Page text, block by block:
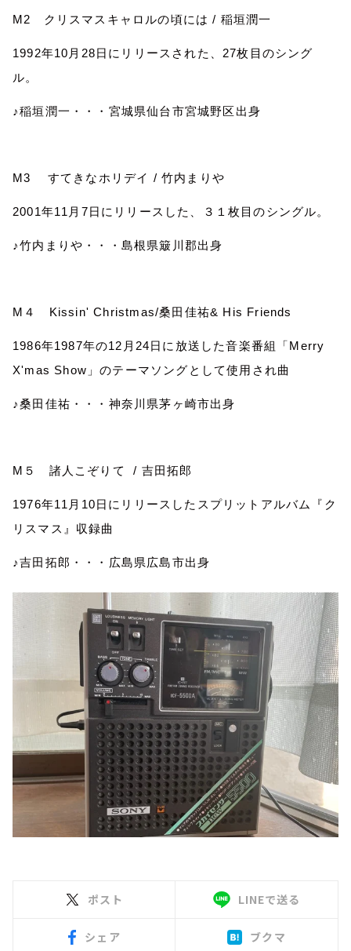
M2 クリスマスキャロルの頃には / 稲垣潤一
1992年10 月 28日にリリースされた、 27枚目のシング
ル。
♪稲垣潤一・・・宮城県仙台市宮城野区出身
M3 すてきなホリデイ /竹内まりや
2001年11 月 7日にリリースした、３１枚目のシングル。
♪竹内まりや・・・島根県簸川郡出身
M ４ Kissin' Christmas/桑田佳祐& His Friends
1986年1987年の12 月 24日に放送した音楽番組「Merry
X'mas Show 」のテーマソングとして使用され曲
♪桑田佳祐・・・神奈川県茅ヶ崎市出身
M ５ 諸人こぞりて / 吉田拓郎
1976年11 月 10日にリリースしたスプリットアルバム『ク
リスマス』収録曲
♪吉田拓郎・・・広島県広島市出身
ポスト LINEで送る
シェア ブクマ